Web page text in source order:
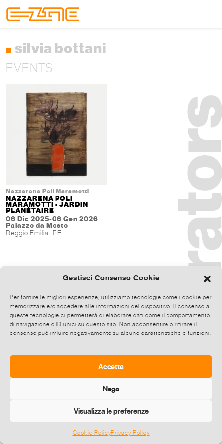
Gestisci Consenso Cookie
Per fornire le migliori esperienze, utilizziamo tecnologie come i cookie per
memorizzare e/o accedere alle informazioni del dispositivo. Il consenso a
queste tecnologie ci permetterà di elaborare dati come il comportamento
di navigazione o ID unici su questo sito. Non acconsentire o ritirare il
consenso può influire negativamente su alcune caratteristiche e funzioni.
Accetta
Nega
Visualizza le preferenze
Cookie PolicyPrivacy Policy
silvia bottani
EVENTS
Nazzarena Poli Maramotti
NAZZARENA POLI
MARAMOTTI - JARDIN
PLANÉTAIRE
06 Dic 2025-06 Gen 2026
Palazzo da Mosto
Reggio Emilia [RE]
©2026 E-zine